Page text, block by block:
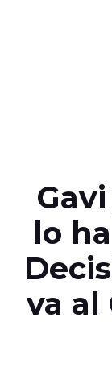
lo
va al